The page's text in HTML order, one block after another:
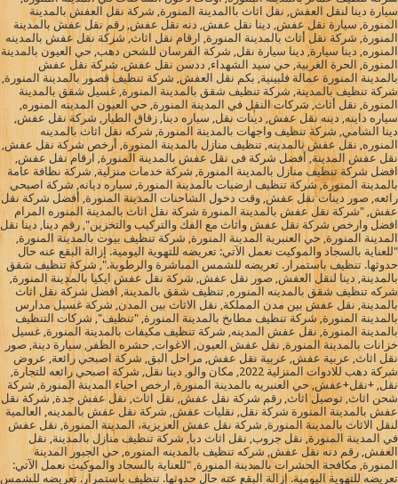
سيارة دينا لنقل العفش, نقل اثاث باالمدينة المنورة, شركة نقل العفش بالمدينة
المنورة, سيارة نقل عفش, دينا نقل عفش, دنه نقل عفش, رقم نقل عفش بالمدينة
المنورة, شركة نقل أثاث بالمدينة المنورة, ارقام نقل اثاث, شركة نقل عفش بالمدينه
المنوره, دينا سيارة, دينا سيارة نقل, شركة الفرسان للشحن دهب, حي العيون بالمدينة
المنورة, الحرة الغربية, حي سيد الشهداء, ددسن نقل عفش, شركة نقل عفش
بالمدينة المنورة عمالة فلبينية, بكم نقل العفش, شركة تنظيف قصور بالمدينة المنورة,
شركة تنظيف بالمدينة, شركة تنظيف شقق بالمدينة المنورة, غسيل شقق بالمدينة
المنورة, نقل أثاث, شركات النقل في المدينة المنورة, حي العيون المدينه المنوره,
سياره داينه, دينه نقل عفش, دينات نقل, سياره دينا, زقاق الطيار, شركة نقل عفش,
دينا الشامي, شركة تنظيف واجهات بالمدينة المنورة, شركه نقل اثاث بالمدينه
المنوره, نقل عفش بالمدينه, تنظيف منازل بالمدينة المنورة, أرخص شركة نقل عفش,
نقل عفش المدينة, أفضل شركة فى نقل عفش بالمدينة المنورة, ارقام نقل عفش,
افضل شركة تنظيف منازل بالمدينة المنورة, شركة خدمات منزلية, شركة نظافة عامة
بالمدينة المنورة, شركة تنظيف ارضيات بالمدينة المنورة, سياره ديانه, شركة اصبحي
رائعه, صور دينات نقل عفش, وقت دخول الشاحنات المدينة المنورة, أفضل شركة نقل
عفش, "شركة نقل عفش بالمدينة المنورة شركة نقل اثاث بالمدينة المنوره المرام
افضل وارخص شركة نقل عفش واثاث مع الفك والتركيب والتخزين", رقم دينا, دينا نقل
المدينة المنورة, حي العنبرية المدينة المنورة, شركة تنظيف بيوت بالمدينة المنورة,
"للعناية بالسجاد والموكيت نعمل الآتي: تعريضه للتهوية اليومية. إزالة البقع عنه حال
حدوثها. تنظيف باستمرار. تعريضه للشمس المباشرة والرطوبة.", شركة تنظيف شقق
بالمدينة, دينا لنقل العفش, صور نقل عفش, شركة نقل عفش ايكيا بالمدينة المنورة,
شركه تنظيف شقق بالمدينه المنوره, تنظيف شقق بالمدينة, افضل شركة نقل اثاث
بالمدينة, نقل عفش بين مدن المملكة, نقل الاثاث بين المدن, شركة غسيل مدارس
بالمدينة المنورة, شركة تنظيف مطابخ بالمدينة المنورة, "تنظيف", شركات التنظيف
بالمدينة المنورة, نقل عفش المدينه, شركة تنظيف مكيفات بالمدينة المنورة, غسيل
خزانات بالمدينة المنورة, نقل عفش العيون, الاغوات, حشره الظفر, سيارة دينة, صور
نقل اثاث, عربية عفش, عربية نقل عفش, مراحل البق, شركة اصبحي رائعة, عروض
شركة دهب للادوات المنزلية 2022, مكان والو, دينا نقل, شركة اصبحي رائعه للتجارة,
نقل, +نقل+عفش, حي العنبريه بالمدينة المنورة, ارخص احياء المدينة المنورة, شركة
شحن اثاث, توصيل اثاث, رقم شركة نقل عفش, نقل اثاث, نقل عفش جدة, شركة نقل
عفش بالمدينة المنورة شركة نقل, نقليات عفش, شركة نقل عفش بالمدينه, العالمية
لنقل الاثاث بالمدينة المنورة, شركة نقل عفش العزيزية، المدينة المنورة, نقل عفش
في المدينة المنورة, نقل جروب, نقل اثاث دبا, شركة تنظيف منازل بالمدينة, نقل
العفش, رقم دنه نقل عفش, شركه تنظيف بالمدينه المنوره, حي الجبور المدينة
المنورة, مكافحة الحشرات بالمدينة المنورة, "للعناية بالسجاد والموكيت نعمل الآتي:
تعريضه للتهوية اليومية. إزالة البقع عنه حال حدوثها. تنظيف باستمرار. تعريضه للشمس